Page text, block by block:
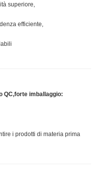
superiore,
efficiente,
QC,forte imballaggio:
i prodotti di materia prima